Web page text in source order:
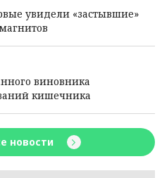
увидели «застывшие»
виновника
кишечника
новости